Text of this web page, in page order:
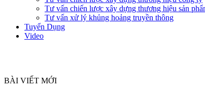
Tư vấn chiến lược xây dựng thương hiệu sản
Tư vấn xử lý khủng hoảng truyền thông
Tuyển Dụng
Video
BÀI VIẾT MỚI